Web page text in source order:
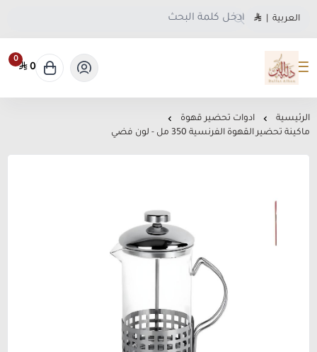
العربية
متجر دلة البن
0
0
الرئيسية
ادوات تحضير قهوة
ماكينة تحضير القهوة الفرنسية 350 مل - لون فضي